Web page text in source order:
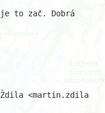
to zač. Dobrá
Ždila <martin.zdila